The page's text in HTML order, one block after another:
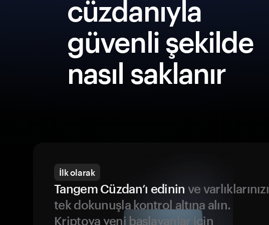
cüzdanıyla
güvenli şekilde
nasıl saklanır
İlk olarak
Tangem Cüzdan’ı edinin ve varlıklarınızı
tek dokunuşla kontrol altına alın.
Kriptoya yeni başlayanlar için